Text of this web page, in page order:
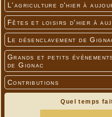
L'agriculture d'hier à
Fêtes et loisirs d'hier à
Le désenclavement de
Grands et petits
de Gignac
Contributions
Quel temps